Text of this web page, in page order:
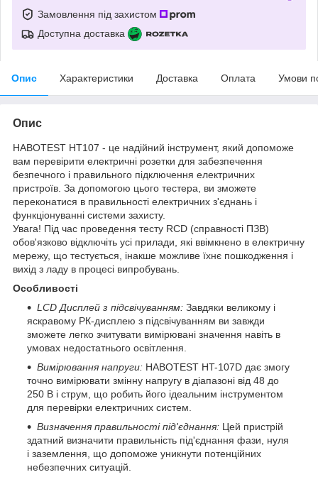
Замовлення під захистом
Доступна доставка
Опис Характеристики Доставка Оплата Умови
Опис
HABOTEST HT107 - це надійний інструмент, який допоможе
вам перевірити електричні розетки для забезпечення
безпечного і правильного підключення електричних
пристроїв. За допомогою цього тестера, ви зможете
переконатися в правильності електричних з'єднань і
функціонуванні системи захисту.
Увага! Під час проведення тесту RCD (справності ПЗВ)
обов'язково відключіть усі прилади, які ввімкнено в електричну
мережу, що тестується, інакше можливе їхнє пошкодження і
вихід з ладу в процесі випробувань.
Особливості
LCD Дисплей з підсвічуванням: Завдяки великому і
яскравому РК-дисплею з підсвічуванням ви завжди
зможете легко зчитувати вимірювані значення навіть в
умовах недостатнього освітлення.
Вимірювання напруги: HABOTEST HT-107D дає змогу
точно вимірювати змінну напругу в діапазоні від 48 до
250 В і струм, що робить його ідеальним інструментом
для перевірки електричних систем.
Визначення правильності під'єднання: Цей пристрій
здатний визначити правильність під'єднання фази, нуля
і заземлення, що допоможе уникнути потенційних
небезпечних ситуацій.